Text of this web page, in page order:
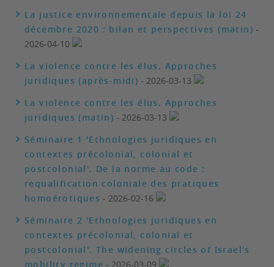
La justice environnementale depuis la loi 24
décembre 2020 : bilan et perspectives (matin) -
2026-04-10
La violence contre les élus. Approches
juridiques (après-midi) - 2026-03-13
La violence contre les élus. Approches
juridiques (matin) - 2026-03-13
Séminaire 1 'Ethnologies juridiques en
contextes précolonial, colonial et
postcolonial'. De la norme au code :
requalification coloniale des pratiques
homoérotiques - 2026-02-16
Séminaire 2 'Ethnologies juridiques en
contextes précolonial, colonial et
postcolonial'. The widening circles of Israel's
mobility regime - 2026-03-09